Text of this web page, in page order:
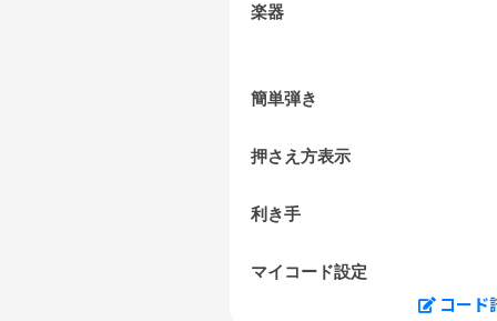
楽器
簡単弾き
押さえ方表示
利き手
マイコード設定
コード